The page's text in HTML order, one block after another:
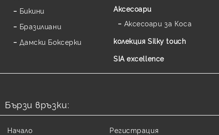
Бикини
Бразилиани
Дамски Боксерки
Аксесоари
Аксесоари за Коса
колекция Silky touch
SIA excellence
Бързи връзки:
Начало Регистрация